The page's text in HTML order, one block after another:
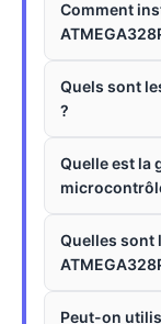
Comment
Quels sont
?
Quelle est la
Quelles sont
Peut-on